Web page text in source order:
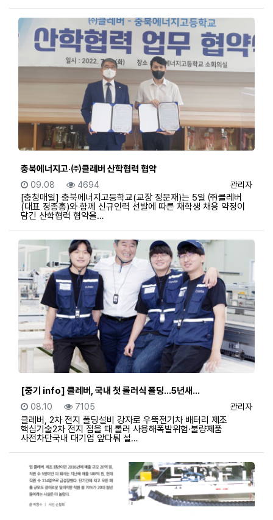
충북에너지고·㈜클레버 산학협력 협약
등록자
관리자
등록일
09.08 조회
4694
[충청매일] 충북에너지고등학교(교장 정문재)는 5일 ㈜클레버
(대표 정종홍)와 함께 신규인력 선발에 따른 재학생 채용 약정이
담긴 산학협력 협약을…
[중기 info] 클레버, 국내 첫 롤러식 폴딩…5년새…
등록자
관리자
등록일
08.10 조회
7105
클레버, 2차 전지 폴딩설비 강자로 우뚝전기차 배터리 제조
핵심기술2차 전지 접을 때 롤러 사용해폭발위험·불량제품
사전차단국내 대기업 앞다퉈 설…